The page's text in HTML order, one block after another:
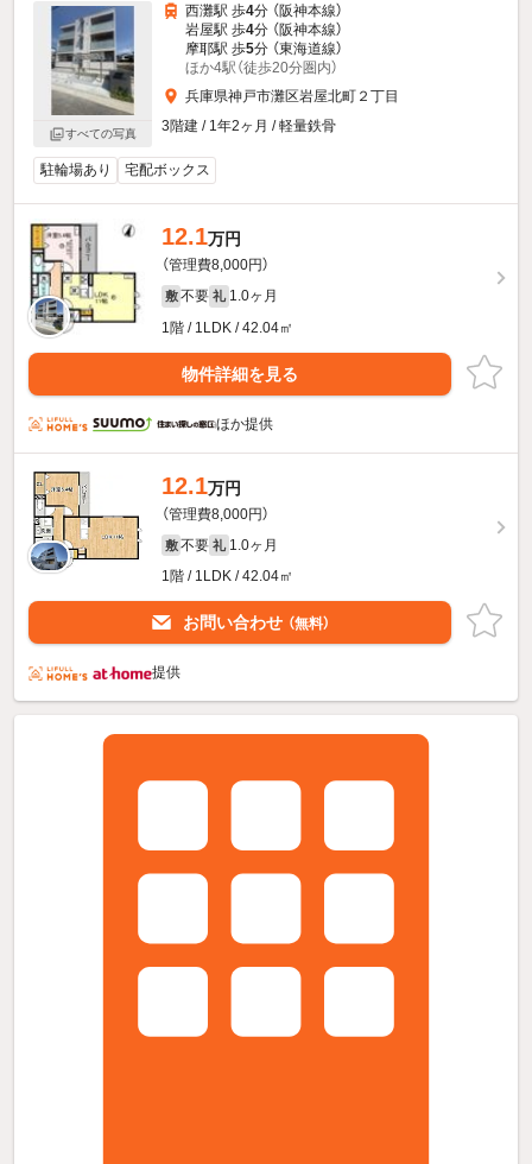
すべての写真
西灘駅 歩4分 （阪神本線）
岩屋駅 歩4分 （阪神本線）
摩耶駅 歩5分 （東海道線）
ほか4駅（徒歩20分圏内）
兵庫県神戸市灘区岩屋北町２丁目
3階建 / 1年2ヶ月 / 軽量鉄骨
駐輪場あり 宅配ボックス
12.1万円
（管理費8,000円）
敷 不要 礼 1.0ヶ月
1階 / 1LDK / 42.04㎡
物件詳細を見る
ほか提供
12.1万円
（管理費8,000円）
敷 不要 礼 1.0ヶ月
1階 / 1LDK / 42.04㎡
お問い合わせ （無料）
提供